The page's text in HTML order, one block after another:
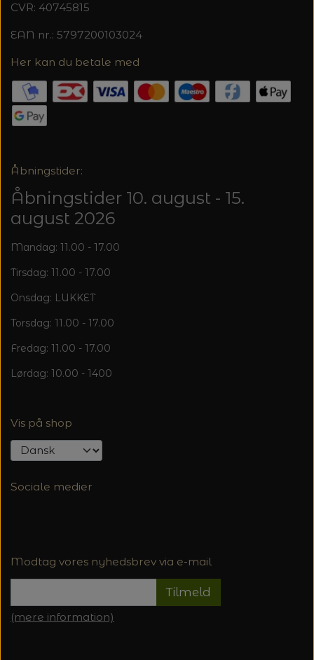
CVR: 40745815
EAN nr.: 5797200103024
Her kan du betale med
Åbningstider:
Åbningstider 10. august - 15.
august 2026
Mandag: 11.00 - 17.00
Tirsdag: 11.00 - 17.00
Onsdag: LUKKET
Torsdag: 11.00 - 17.00
Fredag: 11.00 - 17.00
Lørdag: 10.00 - 1400
Vis på shop
Sociale medier
Modtag vores nyhedsbrev via e-mail
Tilmeld
(mere information)